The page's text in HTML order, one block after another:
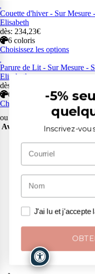
Couette d'hiver - Sur
Elisabeth
dès: 234,23€
6 coloris
Choisissez les options
Parure de Lit - Sur Mesure -
Elisabeth
dès: 202,13€
6 coloris
Choisissez les options
ou payez en
versements de
Avis sur ce produit:
-5%
Inscrivez-
J'ai lu et j'accepte